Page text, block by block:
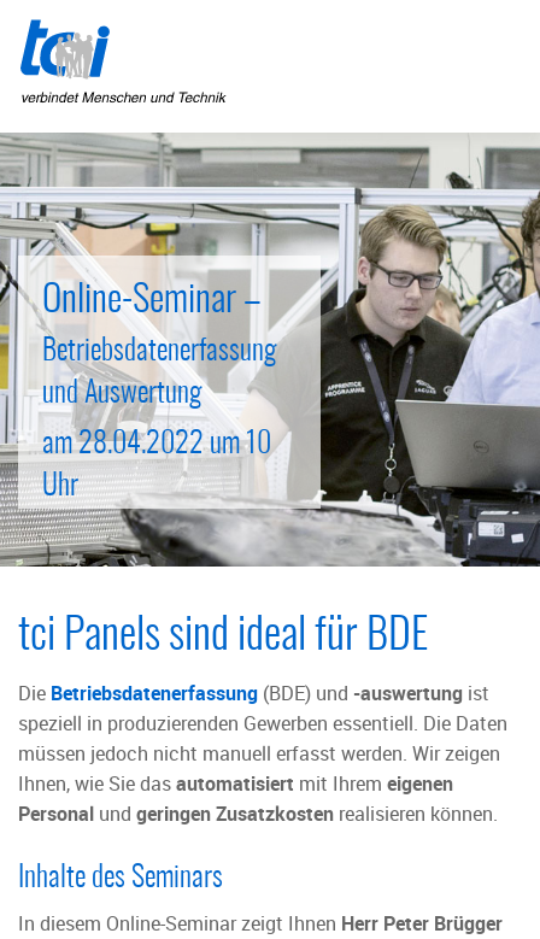
Online-Seminar –
Betriebsdatenerfassung
und Auswertung
am 28.04.2022 um 10
Uhr
tci Panels sind ideal für BDE
Die Betriebsdatenerfassung (BDE) und -auswertung ist
speziell in produzierenden Gewerben essentiell. Die Daten
müssen jedoch nicht manuell erfasst werden. Wir zeigen
Ihnen, wie Sie dasautomatisiert mit Ihrem eigenen
Personal und geringen Zusatzkosten realisieren können.
Inhalte des Seminars
In diesem Online-Seminar zeigt Ihnen Herr Peter Brügger